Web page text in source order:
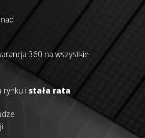
360 na wszystkie
rynku i stała rata